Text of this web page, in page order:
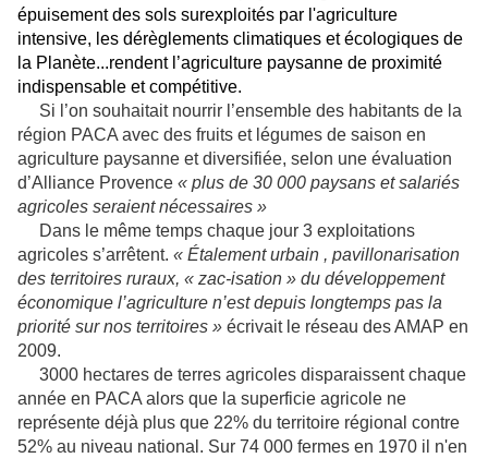
épuisement des sols surexploités par l'agriculture
intensive, les dérèglements climatiques et écologiques de
la Planète...rendent l’agriculture paysanne de proximité
indispensable et compétitive.
Si l’on souhaitait nourrir l’ensemble des habitants de la
région PACA avec des fruits et légumes de saison en
agriculture paysanne et diversifiée, selon une évaluation
d’Alliance Provence « plus de 30 000 paysans et salariés
agricoles seraient nécessaires »
Dans le même temps chaque jour 3 exploitations
agricoles s’arrêtent. « Étalement urbain , pavillonarisation
des territoires ruraux, « zac-isation » du développement
économique l’agriculture n’est depuis longtemps pas la
priorité sur nos territoires » écrivait le réseau des AMAP en
2009.
3000 hectares de terres agricoles disparaissent chaque
année en PACA alors que la superficie agricole ne
représente déjà plus que 22% du territoire régional contre
52% au niveau national. Sur 74 000 fermes en 1970 il n'en